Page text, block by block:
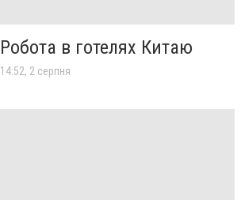
Робота в готелях Китаю
14:52, 2 серпня